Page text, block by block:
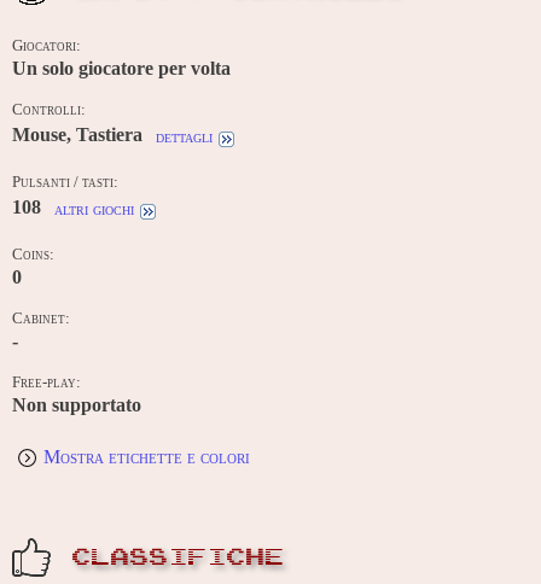
Giocatori:
Un solo giocatore per volta
Controlli:
Mouse, Tastiera dettagli
Pulsanti / tasti:
108 altri giochi
Coins:
0
Cabinet:
-
Free-play:
Non supportato
Mostra etichette e colori
CLASSIFICHE